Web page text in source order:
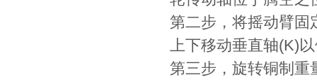
第二步，将摇动臂固
上下移动垂直轴(K)
第三步，旋转铜制重